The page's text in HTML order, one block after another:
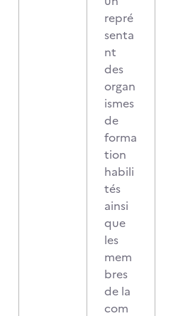
repré
senta
nt
des
organ
ismes
de
forma
tion
habili
tés
ainsi
que
les
mem
bres
de la
com